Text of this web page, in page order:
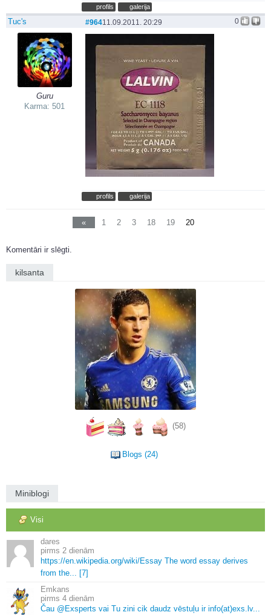
profils galerija
Tuc's
Guru
Karma: 501
0
#96411.09.2011. 20:29
profils galerija
« 1 2 3 18 19 20
Komentāri ir slēgti.
kilsanta
(58)
Blogs (24)
Miniblogi
Visi
dares
2 dienām
https://en. wikipedia. org/wiki/Essay The word essay derives
from the.
[7]
Emkans
4 dienām
Čau @Exsperts vai Tu zini cik daudz vēstuļu ir info(at)exs. lv.